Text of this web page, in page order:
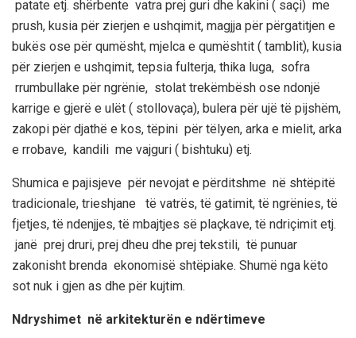
patate etj. shërbente vatra prej guri dhe kakini ( saçi) me
prush, kusia për zierjen e ushqimit, magjja për përgatitjen e
bukës ose për qumësht, mjelca e qumështit ( tamblit), kusia
për zierjen e ushqimit, tepsia fulterja, thika luga, sofra
rrumbullake për ngrënie, stolat trekëmbësh ose ndonjë
karrige e gjerë e ulët ( stollovaça), bulera për ujë të pijshëm,
zakopi për djathë e kos, tëpini për tëlyen, arka e mielit, arka
e rrobave, kandili me vajguri ( bishtuku) etj.
Shumica e pajisjeve për nevojat e përditshme në shtëpitë
tradicionale, trieshjane të vatrës, të gatimit, të ngrënies, të
fjetjes, të ndenjjes, të mbajtjes së plaçkave, të ndriçimit etj.
janë prej druri, prej dheu dhe prej tekstili, të punuar
zakonisht brenda ekonomisë shtëpiake. Shumë nga këto
sot nuk i gjen as dhe për kujtim.
Ndryshimet në arkitekturën e ndërtimeve